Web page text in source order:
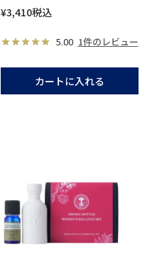
¥3,410税込
5.00 1件のレビュー
カートに入れる